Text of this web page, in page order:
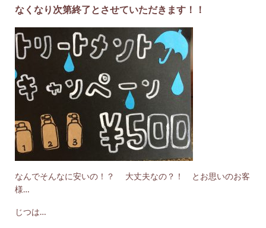
なくなり次第終了とさせていただきます！！
なんでそんなに安いの！？ 大丈夫なの？！ とお思いのお客
様…
じつは…